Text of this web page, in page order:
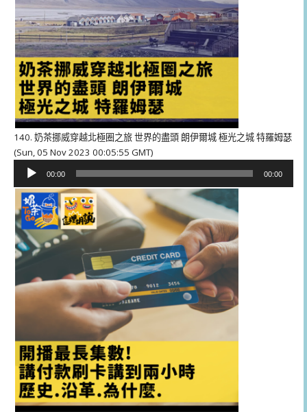
140. 奶茶挪威穿越北極圈之旅 世界的盡頭 朗伊爾城 極光之城 特羅姆瑟
(Sun, 05 Nov 2023 00:05:55 GMT)
播
放
器
00:00 00:00